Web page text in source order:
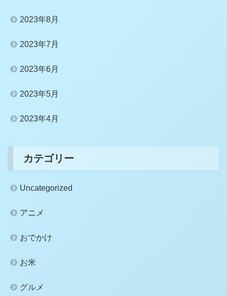
2023年8月
2023年7月
2023年6月
2023年5月
2023年4月
カテゴリー
Uncategorized
アニメ
おでかけ
お米
グルメ